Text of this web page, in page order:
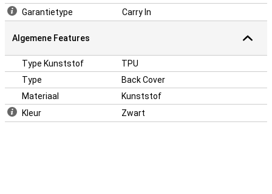
Garantietype
Carry In
Algemene Features
Type Kunststof
TPU
Type
Back Cover
Materiaal
Kunststof
Kleur
Zwart